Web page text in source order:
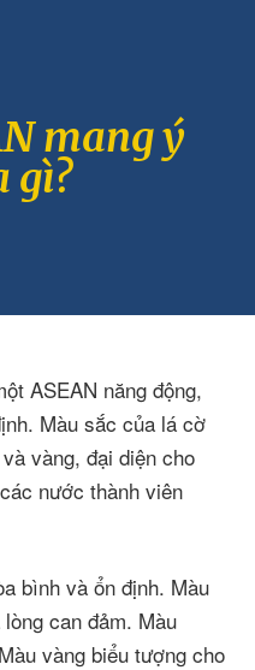
mang ý
gì?
ASEAN năng động,
Màu sắc của lá cờ
vàng, đại diện cho
nước thành viên
bình và ổn định. Màu
can đảm. Màu
vàng biểu tượng cho